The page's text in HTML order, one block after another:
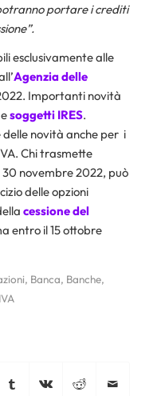
portare i crediti
esclusivamente alle
Agenzia delle
Importanti novità
soggetti IRES.
delle novità anche per i
Chi trasmette
novembre 2022, può
delle opzioni
cessione del
entro il 15 ottobre
, Banca, Banche,